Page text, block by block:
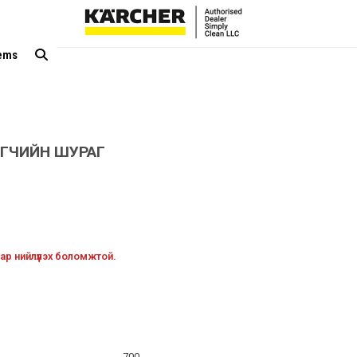
ШУРАГ
нийлүүлэх боломжтой.